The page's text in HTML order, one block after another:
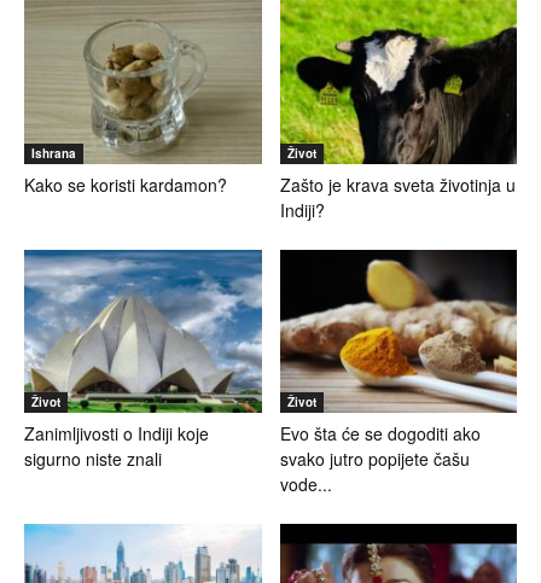
Ishrana
Kako se koristi kardamon?
Život
Zašto je krava sveta životinja u
Indiji?
Život
Zanimljivosti o Indiji koje
sigurno niste znali
Život
Evo šta će se dogoditi ako
svako jutro popijete čašu
vode...